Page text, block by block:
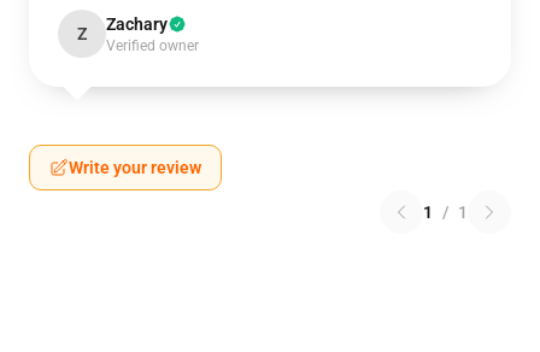
Z Zachary
Verified owner
Write your review
1 / 1